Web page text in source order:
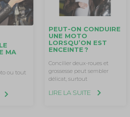
MA
ou tout
PEUT-ON CONDUIRE
UNE MOTO
LORSQU’ON EST
ENCEINTE ?
Concilier deux-roues et
grossesse peut sembler
délicat, surtout
LIRE LA SUITE